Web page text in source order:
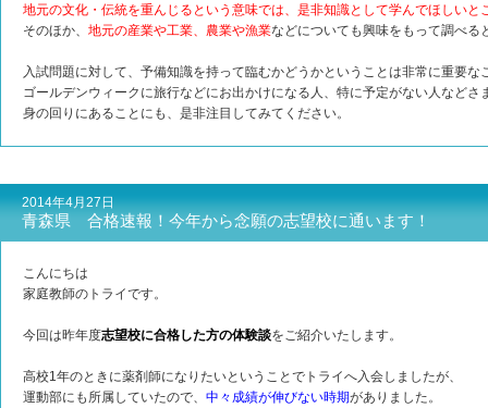
地元の文化・伝統を重んじるという意味では、是非知識として学んでほしいと
そのほか、 地元の産業や工業、農業や漁業などについても興味をもって調べる
入試問題に対して、予備知識を持って臨むかどうかということは非常に重要な
ゴールデンウィークに旅行などにお出かけになる人、特に予定がない人などさ
身の回りにあることにも、是非注目してみてください。
2014年4月27日
青森県 合格速報！今年から念願の志望校に通います！
こんにちは
家庭教師のトライです。
今回は昨年度志望校に合格した方の体験談をご紹介いたします。
高校1年のときに薬剤師になりたいということでトライへ入会しましたが、
運動部にも所属していたので、 中々成績が伸びない時期がありました。